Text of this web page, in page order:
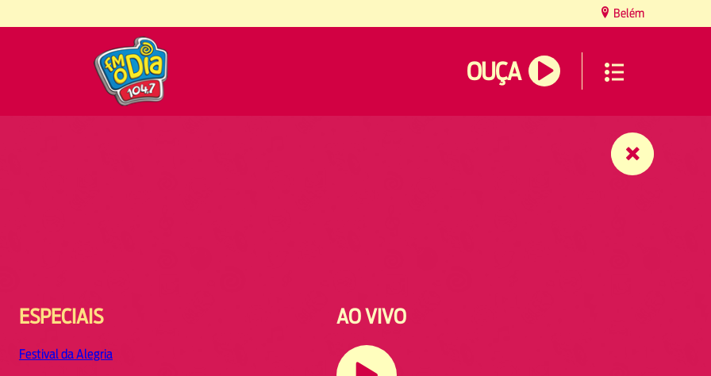
Belém
OUÇA
ESPECIAIS
Festival da Alegria
AO VIVO